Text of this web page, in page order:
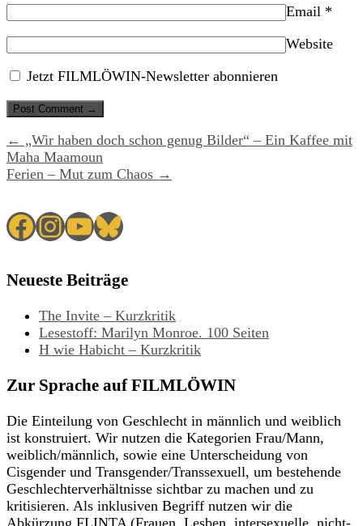
Email *
Website
Jetzt FILMLÖWIN-Newsletter abonnieren
← „Wir haben doch schon genug Bilder“ – Ein Kaffee mit
Maha Maamoun
Ferien – Mut zum Chaos →
Facebook
Instagram
YouTube
Bluesky
Neueste Beiträge
The Invite – Kurzkritik
Lesestoff: Marilyn Monroe. 100 Seiten
H wie Habicht – Kurzkritik
Zur Sprache auf FILMLÖWIN
Die Einteilung von Geschlecht in männlich und weiblich
ist konstruiert. Wir nutzen die Kategorien Frau/Mann,
weiblich/männlich, sowie eine Unterscheidung von
Cisgender und Transgender/Transsexuell, um bestehende
Geschlechterverhältnisse sichtbar zu machen und zu
kritisieren. Als inklusiven Begriff nutzen wir die
Abkürzung FLINTA (Frauen, Lesben, intersexuelle, nicht-